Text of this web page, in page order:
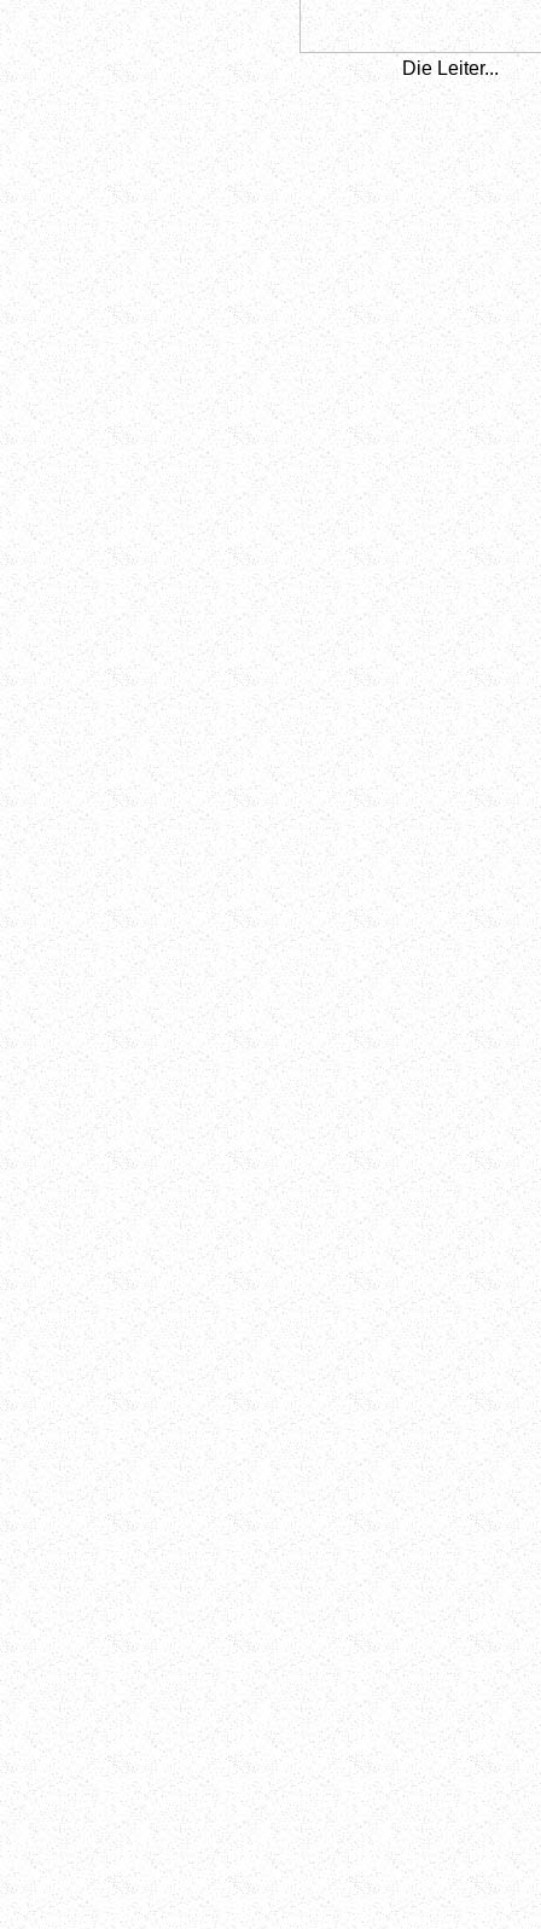
Die Leiter...